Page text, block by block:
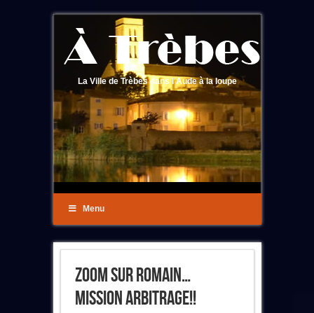
La Ville de Trèbes dans l'Aude à la loupe
Menu
Zoom Sur Romain…
Mission Arbitrage!!